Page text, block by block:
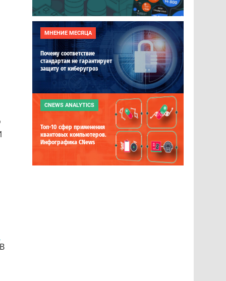
МНЕНИЕ МЕСЯЦА
Почему соответствие
стандартам не гарантирует
защиту от киберугроз
CNEWS ANALYTICS
Топ-10 сфер применения
квантовых компьютеров.
Инфографика CNews